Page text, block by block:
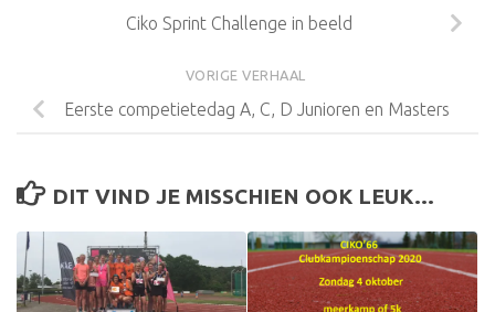
Ciko Sprint Challenge in beeld
VORIGE VERHAAL
Eerste competietedag A, C, D Junioren en Masters
DIT VIND JE MISSCHIEN OOK LEUK...